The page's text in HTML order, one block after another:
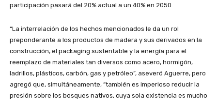
participación pasará del 20% actual a un 40% en 2050.
“La interrelación de los hechos mencionados le da un rol
preponderante a los productos de madera y sus derivados en la
construcción, el packaging sustentable y la energía para el
reemplazo de materiales tan diversos como acero, hormigón,
ladrillos, plásticos, carbón, gas y petróleo”, aseveró Aguerre, pero
agregó que, simultáneamente, “también es imperioso reducir la
presión sobre los bosques nativos, cuya sola existencia es mucho